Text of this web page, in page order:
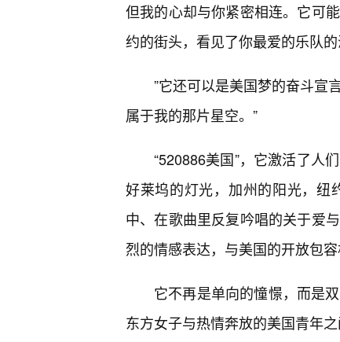
但我的心却与你紧密相连。它可
约的街头，看见了你最爱的乐队
”它还可以是美国梦的奋斗宣
属于我的那片星空。”
“520886美国”，它激活了人
好莱坞的灯光，加州的阳光，纽
中、在歌曲里反复吟唱的关于爱
烈的情感表达，与美国的开放包
它不再是单向的憧憬，而是
东方女子与热情奔放的美国青年